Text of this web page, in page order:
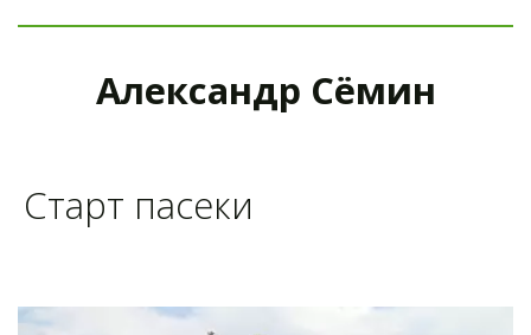
Александр Сёмин
Старт пасеки